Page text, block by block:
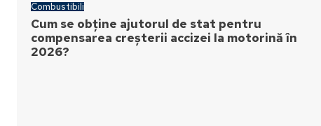
Combustibili
Cum se obține ajutorul de stat pentru
compensarea creșterii accizei la motorină în
2026?